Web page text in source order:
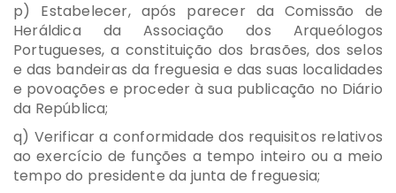
p) Estabelecer, após parecer da Comissão de
Heráldica da Associação dos Arqueólogos
Portugueses, a constituição dos brasões, dos selos
e das bandeiras da freguesia e das suas localidades
e povoações e proceder à sua publicação no Diário
da República;
q) Verificar a conformidade dos requisitos relativos
ao exercício de funções a tempo inteiro ou a meio
tempo do presidente da junta de freguesia;